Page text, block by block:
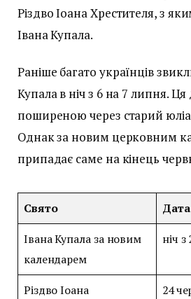
Різдво Іоана Хрестителя, з
Івана Купала.
Раніше багато українців
Купала в ніч з 6 на 7 липня.
поширеною через старий
Однак за новим церковним
припадає саме на кінець
Свято Дата
Івана Купала за новим
календарем
ніч
Різдво Іоана
24